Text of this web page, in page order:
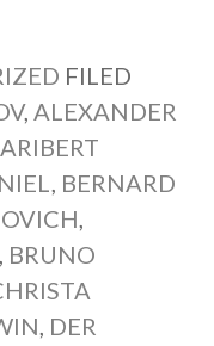
FILED
, ALEXANDER
ARIBERT
, BERNARD
,
, BRUNO
, DER